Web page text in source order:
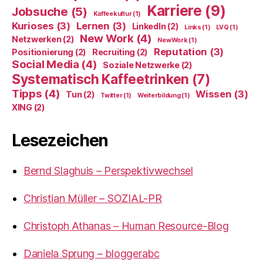
Jobsuche (5) Kaffeekultur(1) Karriere (9)
Kurioses (3) Lernen (3) LinkedIn(2) Links (1) LVQ (1)
Netzwerken(2) New Work(4) NewWork(1)
Positionierung (2) Recruiting (2) Reputation (3)
Social Media (4) Soziale Netzwerke(2)
Systematisch Kaffeetrinken (7)
Tipps (4) Tun(2) Twitter(1) Weiterbildung(1) Wissen (3)
XING(2)
Lesezeichen
Bernd Slaghuis – Perspektivwechsel
Christian Müller – SOZIAL-PR
Christoph Athanas – Human Resource-Blog
Daniela Sprung – bloggerabc